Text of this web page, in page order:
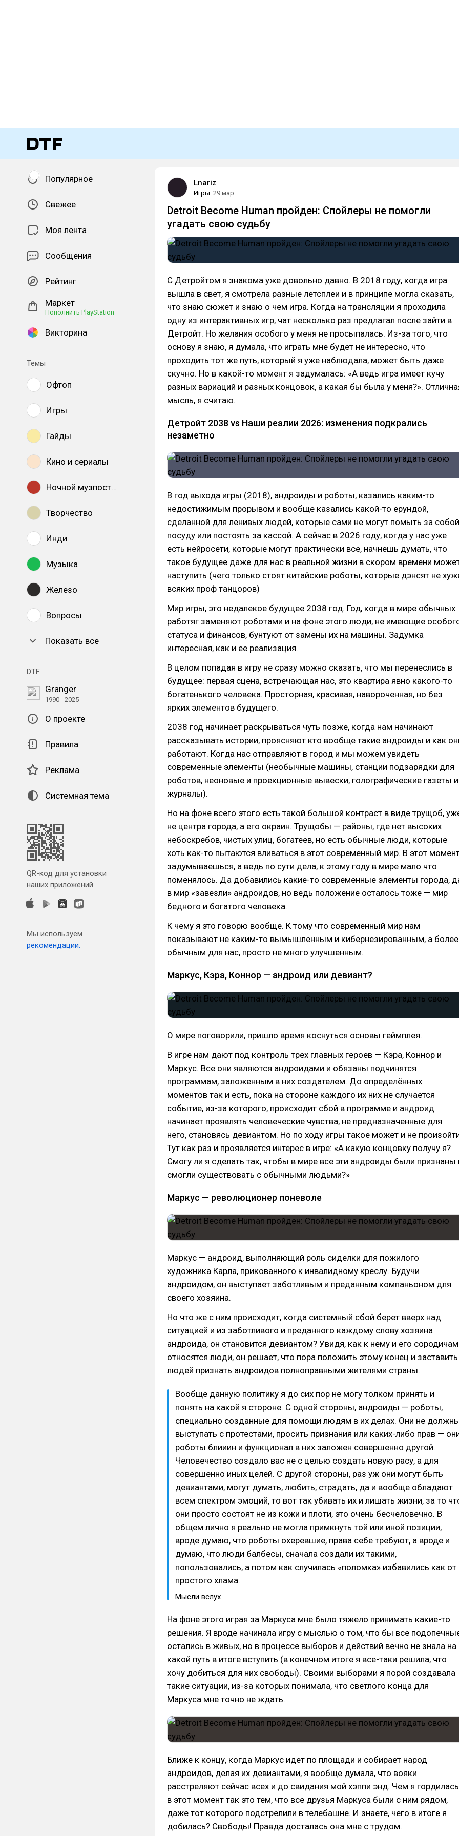
Популярное
Свежее
Моя лента
Сообщения
Рейтинг
Маркет
Пополнить PlayStation
Викторина
Темы
Офтоп
Игры
Гайды
Кино и сериалы
Ночной музпостинг
Творчество
Инди
Музыка
Железо
Вопросы
Показать все
DTF
Granger
1990 - 2025
О проекте
Правила
Реклама
Системная тема
QR-код для установки
наших приложений.
Мы используем
рекомендации.
Lnariz
Игры 29 мар
Detroit Become Human пройден: Спойлеры не помогли
угадать свою судьбу
С Детройтом я знакома уже довольно давно. В 2018 году, когда игра
вышла в свет, я смотрела разные летсплеи и в принципе могла сказать,
что знаю сюжет и знаю о чем игра. Когда на трансляции я проходила
одну из интерактивных игр, чат несколько раз предлагал после зайти в
Детройт. Но желания особого у меня не просыпалась. Из-за того, что
основу я знаю, я думала, что играть мне будет не интересно, что
проходить тот же путь, который я уже наблюдала, может быть даже
скучно. Но в какой-то момент я задумалась: «А ведь игра имеет кучу
разных вариаций и разных концовок, а какая бы была у меня?».
мысль, я считаю.
Детройт 2038 vs Наши реалии 2026: изменения подкрались
незаметно
В год выхода игры (2018), андроиды и роботы, казались каким-то
недостижимым прорывом и вообще казались какой-то ерундой,
сделанной для ленивых людей, которые сами не могут помыть за собой
посуду или постоять за кассой. А сейчас в 2026 году, когда у нас уже
есть нейросети, которые могут практически все, начнешь думать, что
такое будущее даже для нас в реальной жизни в скором времени
наступить (чего только стоят китайские роботы, которые дэнсят не
всяких проф танцоров)
Мир игры, это недалекое будущее 2038 год. Год, когда в мире обычных
работяг заменяют роботами и на фоне этого люди, не имеющие
статуса и финансов, бунтуют от замены их на машины. Задумка
интересная, как и ее реализация.
В целом попадая в игру не сразу можно сказать, что мы перенеслись в
будущее: первая сцена, встречающая нас, это квартира явно какого-то
богатенького человека. Просторная, красивая, навороченная, но без
ярких элементов будущего.
2038 год начинает раскрываться чуть позже, когда нам начинают
рассказывать истории, проясняют кто вообще такие андроиды и как
работают. Когда нас отправляют в город и мы можем увидеть
современные элементы (необычные машины, станции подзарядки для
роботов, неоновые и проекционные вывески, голографические газеты и
журналы).
Но на фоне всего этого есть такой большой контраст в виде трущоб,
не центра города, а его окраин. Трущобы — районы, где нет высоких
небоскребов, чистых улиц, богатеев, но есть обычные люди, которые
хоть как-то пытаются вливаться в этот современный мир. В этот
задумываешься, а ведь по сути дела, к этому году в мире мало что
поменялось. Да добавились какие-то современные элементы города,
в мир «завезли» андроидов, но ведь положение осталось тоже — мир
бедного и богатого человека.
К чему я это говорю вообще. К тому что современный мир нам
показывают не каким-то вымышленным и кибернезированным, а более
обычным для нас, просто не много улучшенным.
Маркус, Кэра, Коннор — андроид или девиант?
О мире поговорили, пришло время коснуться основы геймплея.
В игре нам дают под контроль трех главных героев — Кэра, Коннор и
Маркус. Все они являются андроидами и обязаны подчинятся
программам, заложенным в них создателем. До определённых
моментов так и есть, пока на стороне каждого их них не случается
событие, из-за которого, происходит сбой в программе и андроид
начинает проявлять человеческие чувства, не предназначенные для
него, становясь девиантом. Но по ходу игры такое может и не
Тут как раз и проявляется интерес в игре: «А какую концовку получу я?
Смогу ли я сделать так, чтобы в мире все эти андроиды были признаны
смогли существовать с обычными людьми?»
Маркус — революционер поневоле
Маркус — андроид, выполняющий роль сиделки для пожилого
художника Карла, прикованного к инвалидному креслу. Будучи
андроидом, он выступает заботливым и преданным компаньоном для
своего хозяина.
Но что же с ним происходит, когда системный сбой берет вверх над
ситуацией и из заботливого и преданного каждому слову хозяина
андроида, он становится девиантом? Увидя, как к нему и его сородичам
относятся люди, он решает, что пора положить этому конец и заставить
людей признать андроидов полноправными жителями страны.
Вообще данную политику я до сих пор не могу толком принять и
понять на какой я стороне. С одной стороны, андроиды — роботы,
специально созданные для помощи людям в их делах. Они не
выступать с протестами, просить признания или каких-либо прав —
роботы блииин и функционал в них заложен совершенно другой.
Человечество создало вас не с целью создать новую расу, а для
совершенно иных целей. С другой стороны, раз уж они могут быть
девиантами, могут думать, любить, страдать, да и вообще обладают
всем спектром эмоций, то вот так убивать их и лишать жизни, за то
они просто состоят не из кожи и плоти, это очень бесчеловечно. В
общем лично я реально не могла примкнуть той или иной позиции,
вроде думаю, что роботы охеревшие, права себе требуют, а вроде и
думаю, что люди балбесы, сначала создали их такими,
попользовались, а потом как случилась «поломка» избавились как от
простого хлама.
Мысли вслух
На фоне этого играя за Маркуса мне было тяжело принимать какие-то
решения. Я вроде начинала игру с мыслью о том, что бы все
остались в живых, но в процессе выборов и действий вечно не знала на
какой путь в итоге вступить (в конечном итоге я все-таки решила, что
хочу добиться для них свободы). Своими выборами я порой создавала
такие ситуации, из-за которых понимала, что светлого конца для
Маркуса мне точно не ждать.
Ближе к концу, когда Маркус идет по площади и собирает народ
андроидов, делая их девиантами, я вообще думала, что вояки
расстреляют сейчас всех и до свидания мой хэппи энд. Чем я гордилась
в этот момент так это тем, что все друзья Маркуса были с ним рядом,
даже тот которого подстрелили в телебашне. И знаете, чего в итоге я
добилась? Свободы! Правда досталась она мне с трудом.